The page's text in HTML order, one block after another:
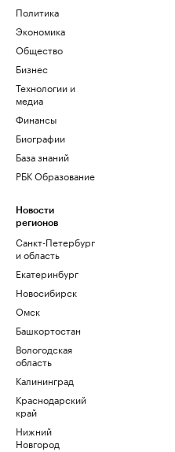
Политика
Экономика
Общество
Бизнес
Технологии и
медиа
Финансы
Биографии
База знаний
РБК Образование
Новости
регионов
Санкт-Петербург
и область
Екатеринбург
Новосибирск
Омск
Башкортостан
Вологодская
область
Калининград
Краснодарский
край
Нижний
Новгород